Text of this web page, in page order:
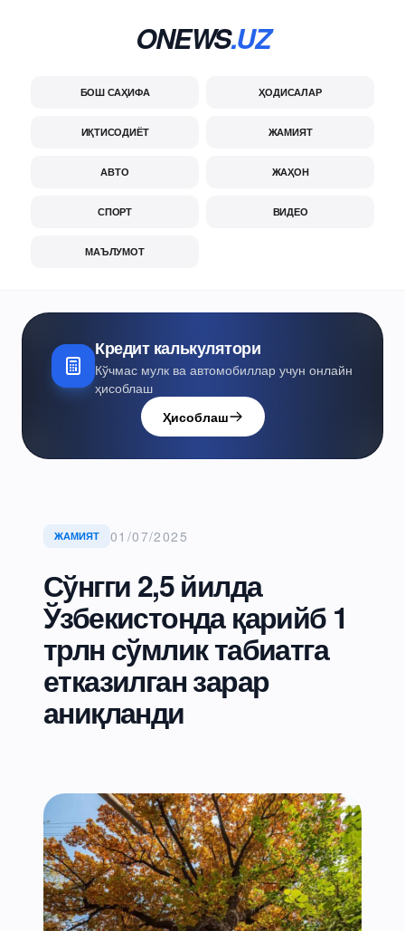
ONEWS.UZ
БОШ САҲИФА ҲОДИСАЛАР
ИҚТИСОДИЁТ ЖАМИЯТ
АВТО ЖАҲОН
СПОРТ ВИДЕО
МАЪЛУМОТ
Кредит калькулятори
Кўчмас мулк ва автомобиллар учун онлайн
ҳисоблаш
Ҳисоблаш
ЖАМИЯТ 01/07/2025
Сўнгги 2,5 йилда
Ўзбекистонда қарийб 1
трлн сўмлик табиатга
етказилган зарар
аниқланди